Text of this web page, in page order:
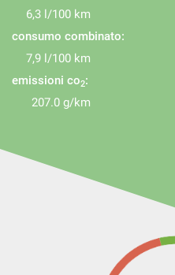
6,3 l/100 km
consumo combinato:
7,9 l/100 km
emissioni co2:
207.0 g/km